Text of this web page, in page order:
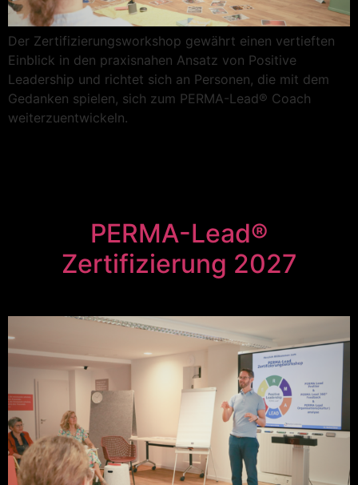
Der Zertifizierungsworkshop gewährt einen vertieften
Einblick in den praxisnahen Ansatz von Positive
Leadership und richtet sich an Personen, die mit dem
Gedanken spielen, sich zum PERMA-Lead® Coach
weiterzuentwickeln.
PERMA-Lead®
Zertifizierung 2027